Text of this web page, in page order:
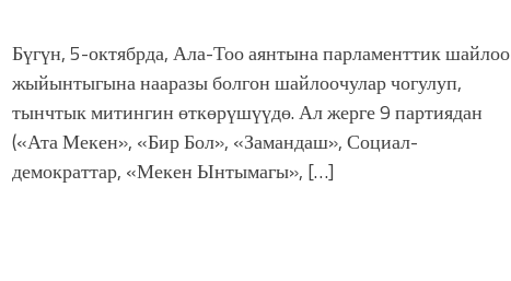
Бүгүн, 5-октябрда, Ала-Тоо аянтына парламенттик шайлоо
жыйынтыгына нааразы болгон шайлоочулар чогулуп,
тынчтык митингин өткөрүшүүдө. Ал жерге 9 партиядан
(«Ата Мекен», «Бир Бол», «Замандаш», Социал-
демократтар, «Мекен Ынтымагы», […]